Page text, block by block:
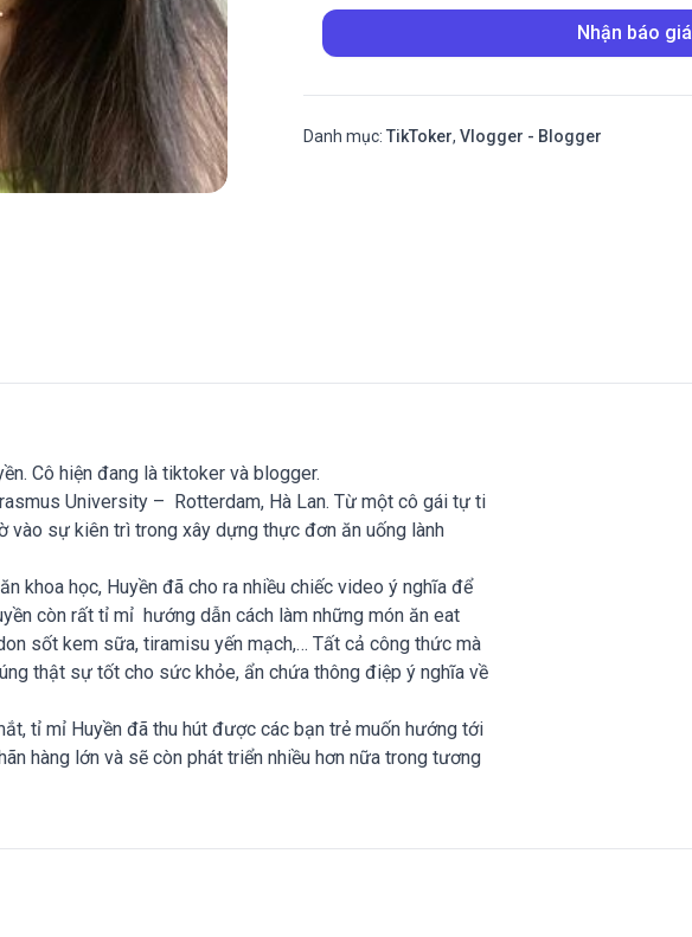
Nhận báo giá
Danh mục: TikToker, Vlogger - Blogger
Cô hiện đang là tiktoker và blogger.
University – Rotterdam, Hà Lan. Từ một cô gái tự ti
vào sự kiên trì trong xây dựng thực đơn ăn uống lành
khoa học, Huyền đã cho ra nhiều chiếc video ý nghĩa để
còn rất tỉ mỉ hướng dẫn cách làm những món ăn eat
sốt kem sữa, tiramisu yến mạch,… Tất cả công thức mà
thật sự tốt cho sức khỏe, ẩn chứa thông điệp ý nghĩa về
tỉ mỉ Huyền đã thu hút được các bạn trẻ muốn hướng tới
hàng lớn và sẽ còn phát triển nhiều hơn nữa trong tương